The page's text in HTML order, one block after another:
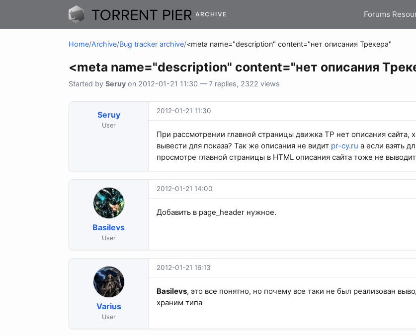
ARCHIVE Forums
Home/Archive/Bug tracker archive/<meta name="description" content="нет описания Трекера"
<meta name="description" content="нет описания
Started by Seruy on 2012-01-21 11:30 — 7 replies, 2322 views
Seruy
User
2012-01-21 11:30
При рассмотрении главной страницы движка ТР нет описания сайта,
вывести для показа? Так же описания не видит pr-cy.ru а если взять
просмотре главной страницы в HTML описания сайта тоже не
Basilevs
User
2012-01-21 14:00
Добавить в page_header нужное.
Varius
User
2012-01-21 16:13
Basilevs, это все понятно, но почему все таки не был реализован
храним типа